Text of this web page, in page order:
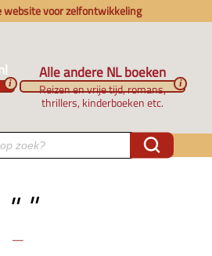
website voor zelfontwikkeling
i
Alle andere NL boeken
Reizen en vrije tijd, romans,
thrillers, kinderboeken etc.
i